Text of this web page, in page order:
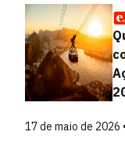
17 de maio de 2026